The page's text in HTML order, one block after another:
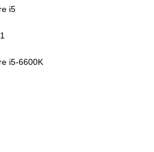
стан; без дефектів; можуть бути
встановлення
Монітор
матова, IPS
i5
i5-6600K